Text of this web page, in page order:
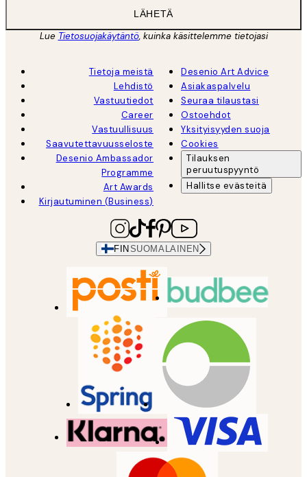
LÄHETÄ
Lue Tietosuojakäytäntö, kuinka käsittelemme tietojasi
Tietoja meistä
Lehdistö
Vastuutiedot
Career
Vastuullisuus
Saavutettavuusseloste
Desenio Ambassador
Programme
Art Awards
Kirjautuminen (Business)
Desenio Art Advice
Asiakaspalvelu
Seuraa tilaustasi
Ostoehdot
Yksityisyyden suoja
Cookies
Tilauksen
peruutuspyyntö
Hallitse evästeitä
FIN SUOMALAINEN